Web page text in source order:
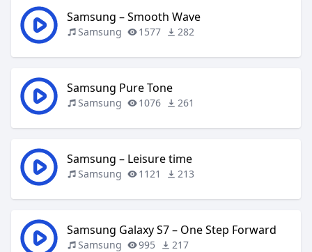
Samsung – Smooth Wave
Samsung 1577 282
Samsung Pure Tone
Samsung 1076 261
Samsung – Leisure time
Samsung 1121 213
Samsung Galaxy S7 – One Step Forward
Samsung 995 217